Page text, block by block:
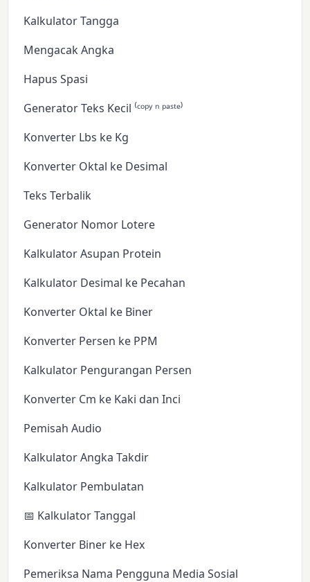
Kalkulator Tangga
Mengacak Angka
Hapus Spasi
Generator Teks Kecil ⁽ᶜᵒᵖʸ ⁿ ᵖᵃˢᵗᵉ⁾
Konverter Lbs ke Kg
Konverter Oktal ke Desimal
Teks Terbalik
Generator Nomor Lotere
Kalkulator Asupan Protein
Kalkulator Desimal ke Pecahan
Konverter Oktal ke Biner
Konverter Persen ke PPM
Kalkulator Pengurangan Persen
Konverter Cm ke Kaki dan Inci
Pemisah Audio
Kalkulator Angka Takdir
Kalkulator Pembulatan
📅 Kalkulator Tanggal
Konverter Biner ke Hex
Pemeriksa Nama Pengguna Media Sosial